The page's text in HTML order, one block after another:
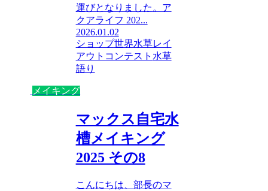
運びとなりました。ア
クアライフ 202...
2026.01.02
ショップ世界水草レイ
アウトコンテスト 水草
語り
メイキング
マックス自宅水
槽メイキング
2025 その8
こんにちは、部長のマ